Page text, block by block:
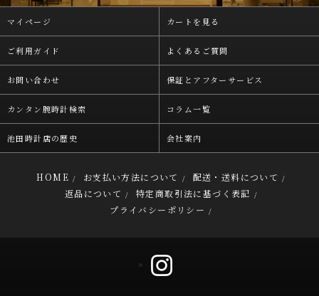
マイページ カートを見る
ご利用ガイド よくあるご質問
お問い合わせ 保証とアフターサービス
カンタン腕時計検索 コラム一覧
池田時計店の歴史 会社案内
HOME / お支払い方法について / 配送・送料について /
返品について / 特定商取引法に基づく表記 /
プライバシーポリシー /